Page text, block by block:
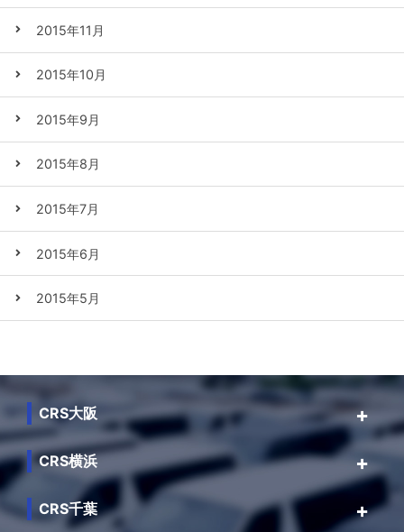
2015年11月
2015年10月
2015年9月
2015年8月
2015年7月
2015年6月
2015年5月
CRS大阪
CRS横浜
CRS千葉